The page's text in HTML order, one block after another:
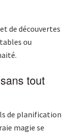
de découvertes
ou
tout
de planification
magie se